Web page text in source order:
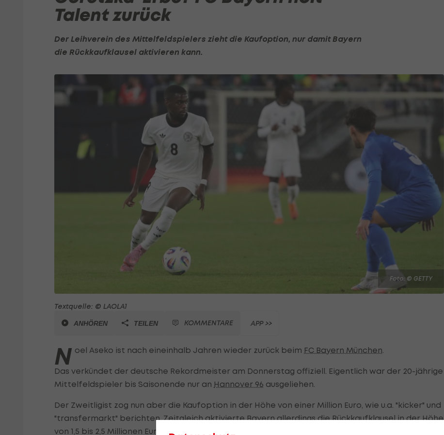
Talent zurück
Der Leihverein des Mittelfeldspielers zieht die Kaufoption, nur damit Bayern
die Rückkaufklausel aktivieren kann.
Foto: © GETTY
Textquelle: © LAOLA1
ANHÖREN TEILEN KOMMENTARE APP >>
N oel Aseko ist nach eineinhalb Jahren wieder zurück beim FC Bayern München.
Das verkündet der deutsche Rekordmeister am Donnerstag offiziell. Eigentlich war der 20-jährige
Mittelfeldspieler bis Saisonende nur an Hannover 96 ausgeliehen.
Der Zweitligist zog nun aber die Kaufoption in der Höhe von einer Million Euro, wie u.a. "kicker" und
"transfermarkt" berichten. Zeitgleich aktivierte Bayern allerdings die Rückkaufklausel in der Höhe
von 1,5 bis 2,5 Millionen Euro und bindet Aseko bis 2028 an den Klub.